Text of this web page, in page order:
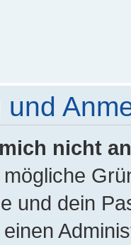
nicht
und dein